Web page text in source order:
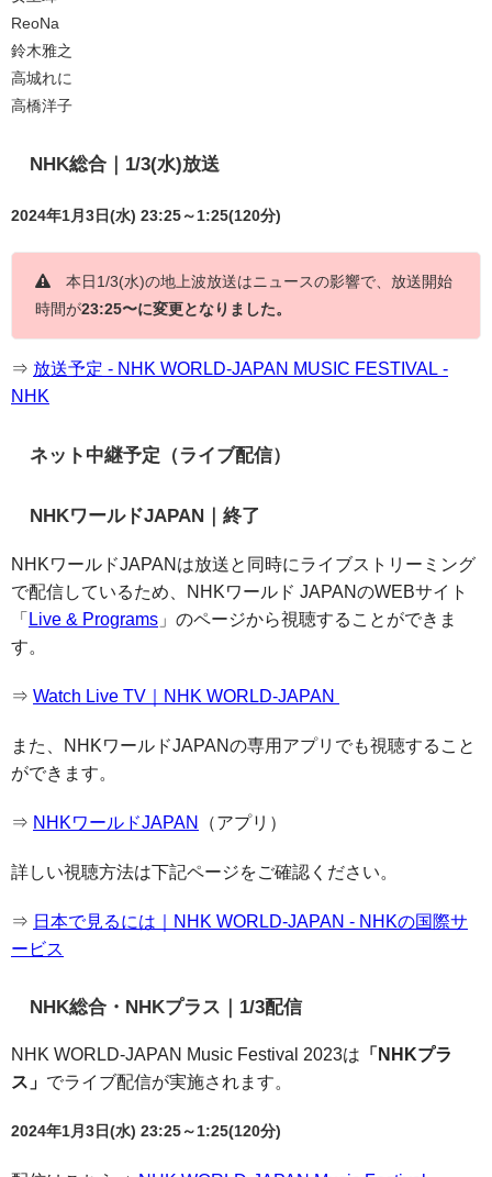
ReoNa
鈴木雅之
高城れに
高橋洋子
NHK総合｜1/3(水)放送
2024年1月3日(水) 23:25～1:25(120分)
本日1/3(水)の地上波放送はニュースの影響で、放送開始
時間が23:25〜に変更となりました。
⇒ 放送予定 - NHK WORLD-JAPAN MUSIC FESTIVAL -
NHK
ネット中継予定（ライブ配信）
NHKワールドJAPAN｜終了
NHKワールドJAPANは放送と同時にライブストリーミング
で配信しているため、NHKワールド JAPANのWEBサイト
「Live & Programs 」のページから視聴することができま
す。
⇒ Watch Live TV｜NHK WORLD-JAPAN
また、NHKワールドJAPANの専用アプリでも視聴すること
ができます。
⇒ NHKワールドJAPAN （アプリ）
詳しい視聴方法は下記ページをご確認ください。
⇒ 日本で見るには｜NHK WORLD-JAPAN - NHKの国際サ
ービス
NHK総合・NHKプラス｜1/3配信
NHK WORLD-JAPAN Music Festival 2023は 「NHKプラ
ス」 でライブ配信が実施されます。
2024年1月3日(水) 23:25～1:25(120分)